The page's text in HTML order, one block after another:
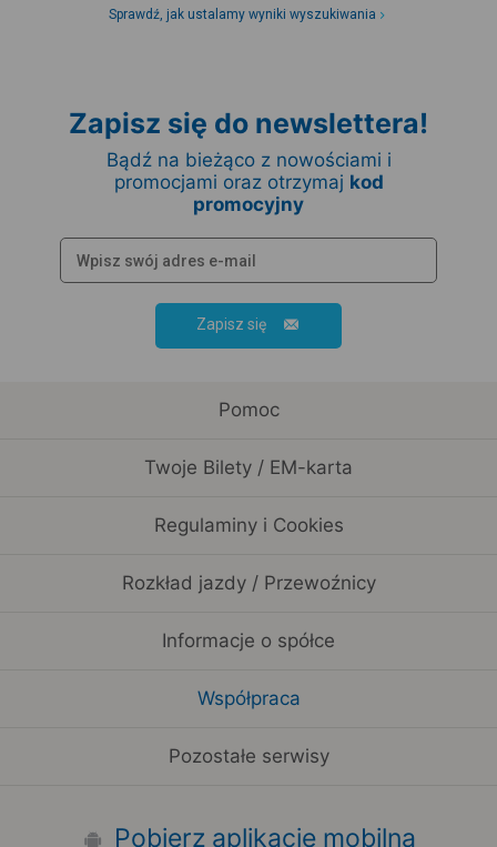
Sprawdź, jak ustalamy wyniki wyszukiwania
Zapisz się do newslettera!
Bądź na bieżąco z nowościami i
promocjami oraz otrzymaj kod
promocyjny
Zapisz się
Pomoc
Twoje Bilety / EM-karta
Regulaminy i Cookies
Rozkład jazdy / Przewoźnicy
Informacje o spółce
Współpraca
Pozostałe serwisy
Pobierz aplikację mobilną